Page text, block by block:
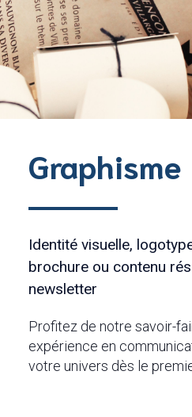
Graphisme
Identité visuelle,
brochure ou contenu
newsletter
Profitez de notre savoir-
expérience en
votre univers dès le